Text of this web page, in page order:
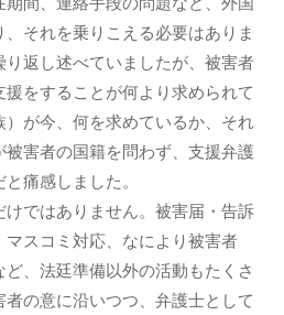
それを乗りこえる必要はありま
返し述べていましたが、被害者
援をすることが何より求められて
が今、何を求めているか、それ
害者の国籍を問わず、支援弁護
痛感しました。
ではありません。被害届・告訴
スコミ対応、なにより被害者
ど、法廷準備以外の活動もたくさ
の意に沿いつつ、弁護士として